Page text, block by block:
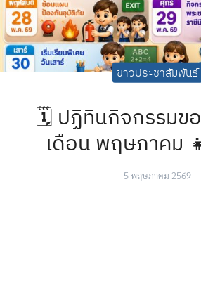
ข่าวประชาสัมพันธ์
🗓️ ปฏิทินกิจกรรมข
เดือน พฤษภาคม
5 พฤษภาคม 2569